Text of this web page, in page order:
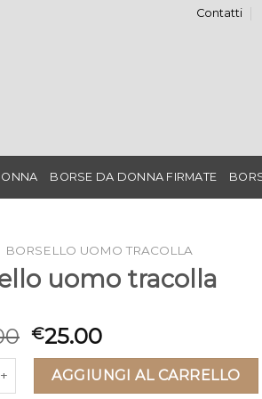
Contatti
BORSE DA DONNA FIRMATE
BORSELLO UOMO TRACOLLA
uomo tracolla
€25.00
uomo tracolla quantità
AGGIUNGI AL CARRELLO